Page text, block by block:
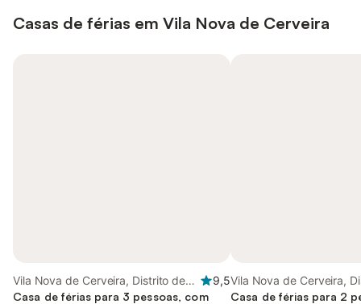
Casas de férias em Vila Nova de Cerveira
Vila Nova de Cerveira, Distrito de
Viana do Castelo
9,5
Casa de férias para 3 pessoas, com
Vila Nova de Cerveira,
Viana do Castelo
Casa de férias para 2